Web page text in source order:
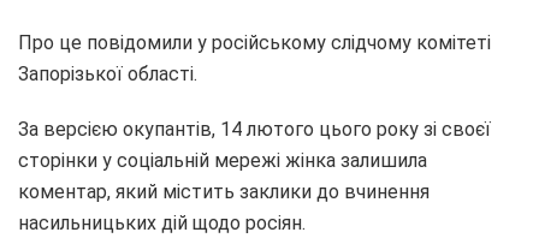
Про це повідомили у російському слідчому комітеті
Запорізької області.
За версією окупантів, 14 лютого цього року зі своєї
сторінки у соціальній мережі жінка залишила
коментар, який містить заклики до вчинення
насильницьких дій щодо росіян.